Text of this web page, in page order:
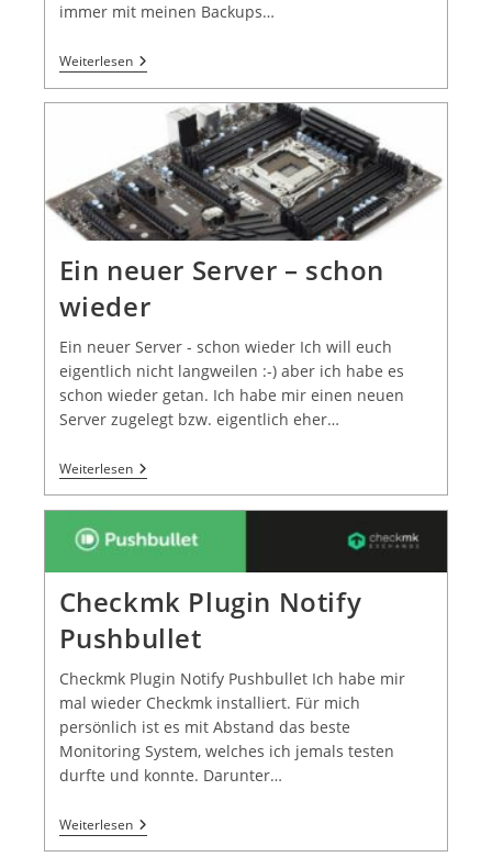
immer mit meinen Backups…
Weiterlesen
Ein neuer Server – schon
wieder
Ein neuer Server - schon wieder Ich will euch
eigentlich nicht langweilen :-) aber ich habe es
schon wieder getan. Ich habe mir einen neuen
Server zugelegt bzw. eigentlich eher…
Weiterlesen
Checkmk Plugin Notify
Pushbullet
Checkmk Plugin Notify Pushbullet Ich habe mir
mal wieder Checkmk installiert. Für mich
persönlich ist es mit Abstand das beste
Monitoring System, welches ich jemals testen
durfte und konnte. Darunter…
Weiterlesen